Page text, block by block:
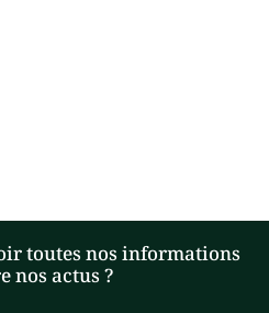
toutes nos informations
nos actus ?